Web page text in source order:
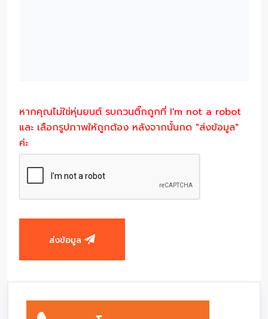
หากคุณไม่ใช่หุ่นยนต์ รบกวนติ๊กถูกที่ I'm not a robot
และ เลือกรูปภาพให้ถูกต้อง หลังจากนั้นกด "ส่งข้อมูล"
ค่ะ
ส่งข้อมูล